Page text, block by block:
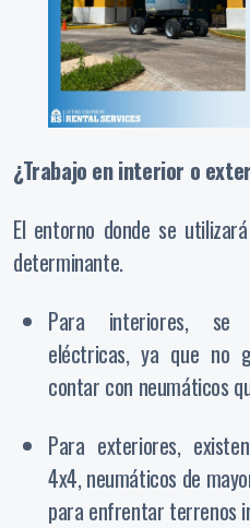
¿Trabajo en interior o
El entorno donde se
determinante.
Para interiores, se
eléctricas, ya que no
contar con neumáticos
Para exteriores,
4x4, neumáticos de
para enfrentar terrenos